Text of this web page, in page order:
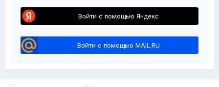
Войти с помощью Яндекс
Войти с помощью MAIL.RU